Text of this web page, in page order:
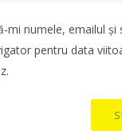
mi numele, emailul și
pentru data